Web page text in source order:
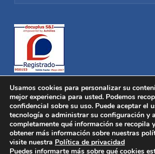
Distronica © 2016 Todos los derechos
Política de privacidad|Política
Desarrollado por
Inicio
Usamos cookies para personalizar su
mejor experiencia para usted. Podemos
confidencial sobre su uso. Puede aceptar el
tecnología o administrar su configuración y
completamente qué información se recopila
obtener más información sobre nuestras
visite nuestra Política de privacidad
Puedes informarte más sobre qué cookies